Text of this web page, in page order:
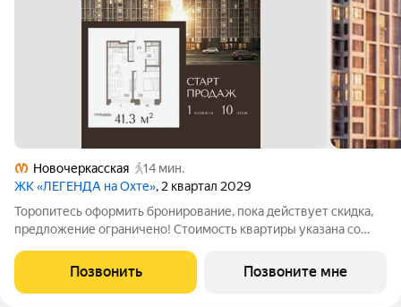
Новочеркасская
14 мин.
ЖК «ЛЕГЕНДА на Охте», 2 квартал 2029
Торопитесь оформить бронирование, пока действует скидка,
предложение ограничено! Стоимость квартиры указана со
вопросам звоните в офис продаж, наши менеджеры вам все
расскажут. Однокомнатная
Позвонить Позвоните мне